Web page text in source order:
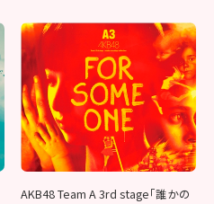
AKB48 Team A 3rd stage「誰かの